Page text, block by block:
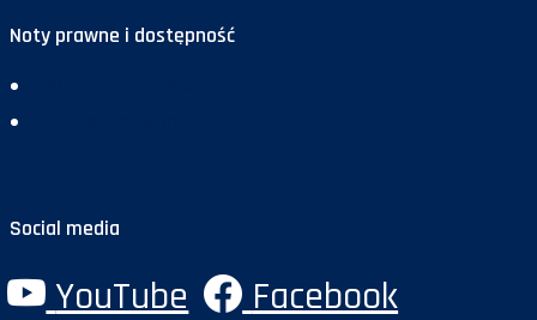
Noty prawne i dostępność
Social media
YouTube Facebook